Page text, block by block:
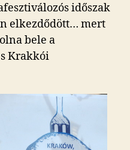
időszak
elkezdődött… mert
bele a
Krakkói